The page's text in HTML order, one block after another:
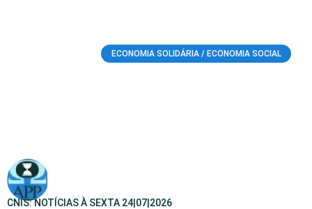
ECONOMIA SOLIDÁRIA / ECONOMIA SOCIAL
CNIS: NOTÍCIAS À SEXTA 24|07|2026